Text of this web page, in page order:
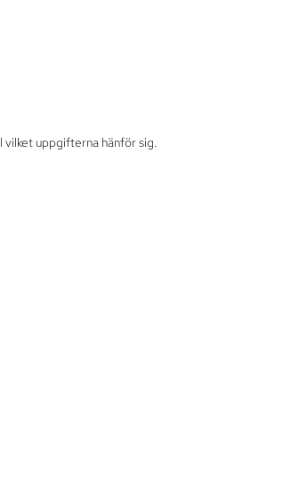
uppgifterna hänför sig.